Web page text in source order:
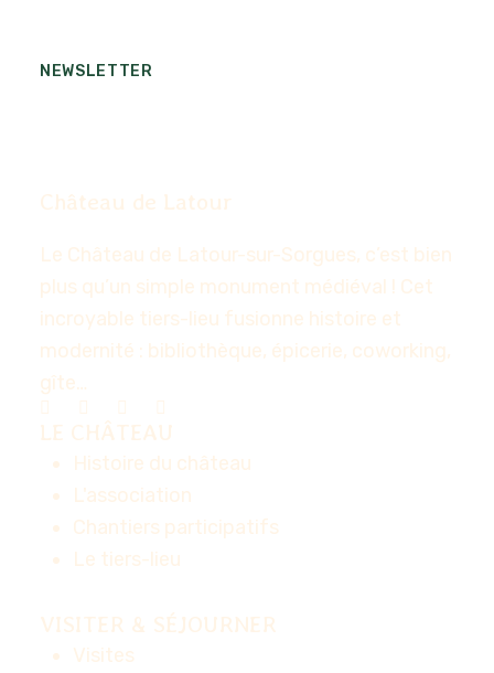
NEWSLETTER
Château de Latour
Le Château de Latour-sur-Sorgues, c’est bien
plus qu’un simple monument médiéval ! Cet
incroyable tiers-lieu fusionne histoire et
modernité : bibliothèque, épicerie, coworking,
gîte…
LE CHÂTEAU
Histoire du château
L'association
Chantiers participatifs
Le tiers-lieu
VISITER & SÉJOURNER
Visites